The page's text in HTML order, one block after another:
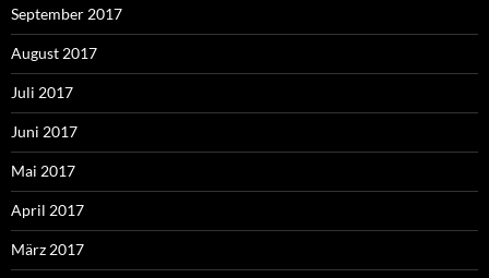
September 2017
August 2017
Juli 2017
Juni 2017
Mai 2017
April 2017
März 2017